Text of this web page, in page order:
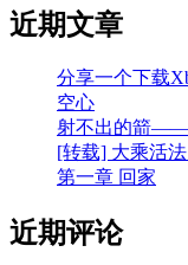
近期文章
分享一个下载
空心
射不出的箭——
[转载] 大乘活
第一章 回家
近期评论